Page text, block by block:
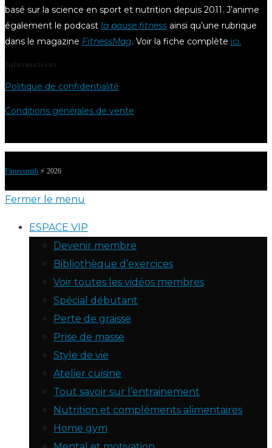
basé sur la science en sport et nutrition depuis 2011. J’anime
également le podcast la pause fitness ainsi qu’une rubrique
dans le magazine FitnessMag. Voir la fiche complète ici.
Informations
Politique de confidentialité
Conditions générales de vente
Fitnessmith ⚡️ 2026
Fermer le menu
ESPACE VIP
Devenir membre
Bibliothèque d’exercices
Voir toutes les vidéos membres
Spécial débutant
Perte de graisse
Prise de masse
Style de vie
Atelier cuisine
Tout savoir sur l’entrainement
Nutrition et compléments alimentaires
Home gym